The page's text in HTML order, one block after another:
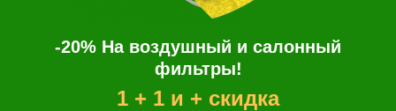
-20% На воздушный и салонный
фильтры!
1 + 1 и + скидка